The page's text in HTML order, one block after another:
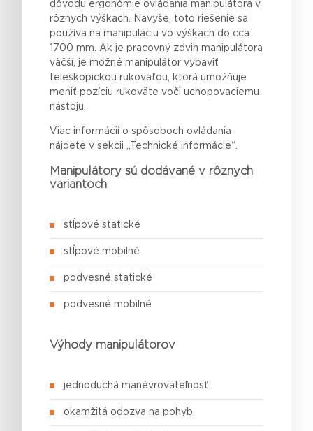
dôvodu ergonómie ovládania manipulátora v
rôznych výškach. Navyše, toto riešenie sa
používa na manipuláciu vo výškach do cca
1700 mm. Ak je pracovný zdvih manipulátora
väčší, je možné manipulátor vybaviť
teleskopickou rukoväťou, ktorá umožňuje
meniť pozíciu rukoväte voči uchopovaciemu
nástoju.
Viac informácií o spôsoboch ovládania
nájdete v sekcii „Technické informácie“.
Manipulátory sú dodávané v rôznych
variantoch
stĺpové statické
stĺpové mobilné
podvesné statické
podvesné mobilné
Výhody manipulátorov
jednoduchá manévrovateľnosť
okamžitá odozva na pohyb